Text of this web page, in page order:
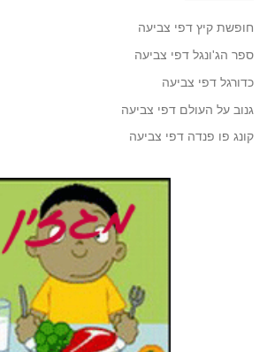
חופשת קיץ דפי צביעה
ספר הג'ונגל דפי צביעה
כדורגל דפי צביעה
גנוב על העולם דפי צביעה
קונג פו פנדה דפי צביעה